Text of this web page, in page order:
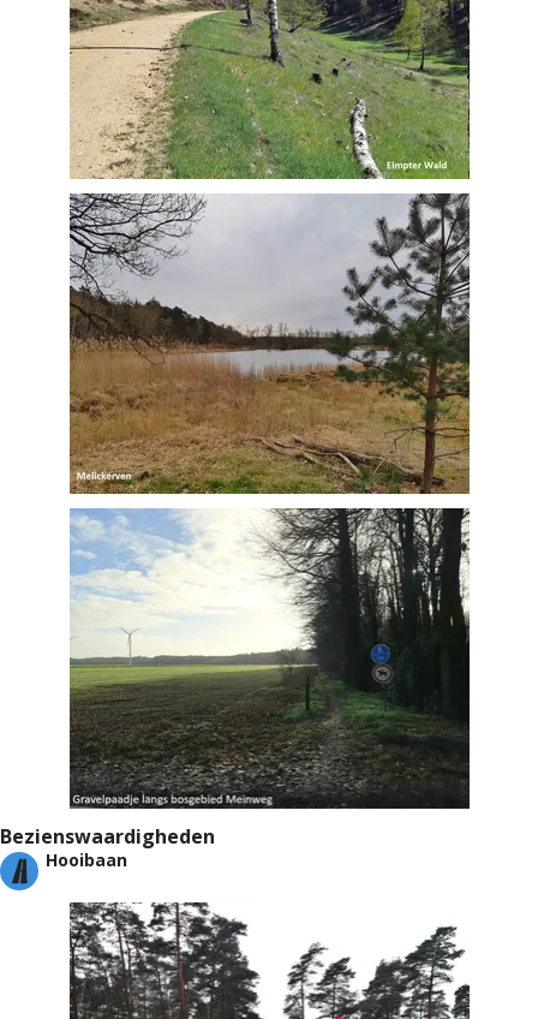
Bezienswaardigheden
Hooibaan